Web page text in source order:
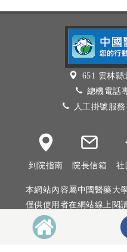
651 雲林縣
總機電話
人工掛號服
到院指南 院長信箱 社
本網站內容屬中國醫藥大
僅供使用者在網站線上閱
或重製
本網站建議以Internet